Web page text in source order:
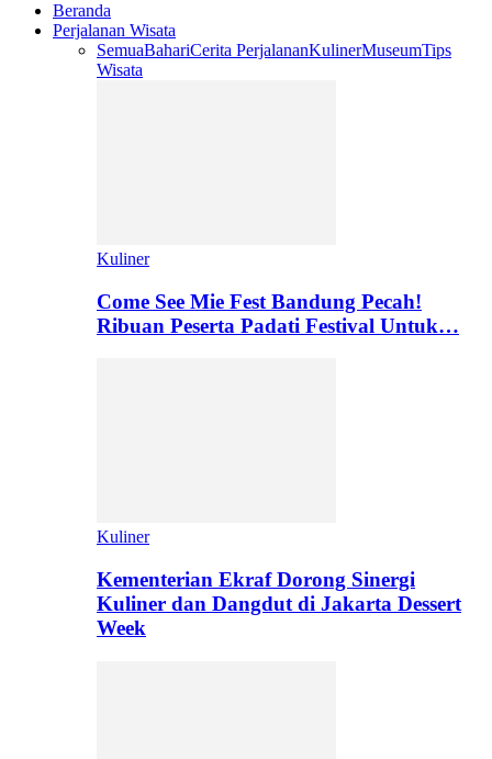
Beranda
Perjalanan Wisata
SemuaBahariCerita PerjalananKulinerMuseumTips
Wisata
Kuliner
Come See Mie Fest Bandung Pecah!
Ribuan Peserta Padati Festival Untuk…
Kuliner
Kementerian Ekraf Dorong Sinergi
Kuliner dan Dangdut di Jakarta Dessert
Week